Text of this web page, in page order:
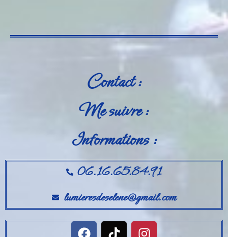
Contact :
Me suivre :
Informations :
06.16.65.84.91
lumieresdeselene@gmail.com